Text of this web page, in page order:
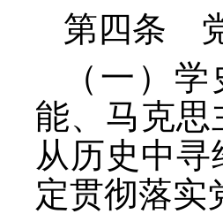
第四条
（一）
能、马克
从历史中
定贯彻落实